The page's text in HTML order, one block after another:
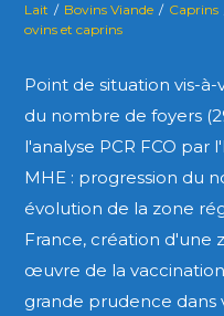
Lait / Bovins Viande / Caprins
ovins et caprins
Point de situation vis-à-
du nombre de foyers
l'analyse PCR FCO par
MHE : progression du
évolution de la zone
France, création d'une
œuvre de la
grande prudence dans